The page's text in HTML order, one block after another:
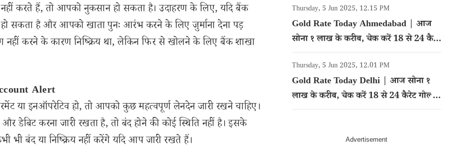
करते हैं, तो आपको नुकसान हो सकता है। उदाहरण के लिए, यदि बैंक
हो सकता है और आपको खाता पुनः आरंभ करने के लिए जुर्माना देना पड़
नहीं करने के कारण निष्क्रिय था, लेकिन फिर से खोलने के लिए बैंक शाखा
Alert
या इनऑपरेटिव हो, तो आपको कुछ महत्वपूर्ण लेनदेन जारी रखने चाहिए।
डेबिट करना जारी रखता है, तो बंद होने की कोई स्थिति नहीं है। इसके
बंद या निष्क्रिय नहीं करेंगे यदि आप जारी रखते हैं।
Thursday, 5 Jun 2025, 12.15 PM
Gold Rate Today Ahmedabad | आज
सोना १ लाख के करीब, चेक करें 18 से 24 कैरेट
गोल्ड का रेट
Thursday, 5 Jun 2025, 12.01 PM
Gold Rate Today Delhi | आज सोना १
लाख के करीब, चेक करें 18 से 24 कैरेट गोल्ड
का रेट